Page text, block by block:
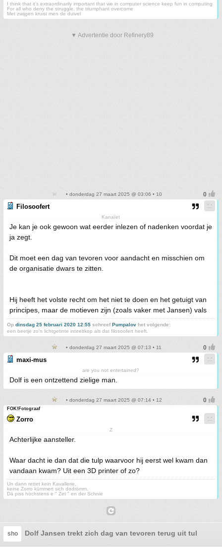
I think that it’s extraordinarily important that we in computer science keep fun in computing
For all who deny the struggle, the triumphant overcome
Met zwijgen kruist men de duivel
▼ Advertentie door Refinery89
• donderdag 27 maart 2025 @ 03:06 • 10
Filosoofert
Kanaïet
Je kan je ook gewoon wat eerder inlezen of nadenken voordat je
ja zegt.
Dit moet een dag van tevoren voor aandacht en misschien om
de organisatie dwars te zitten.
Hij heeft het volste recht om het niet te doen en het getuigt van
principes, maar de motieven zijn (zoals vaker met Jansen) vals
Op dinsdag 25 februari 2020 12:55 schreefPumpalov het volgende:
een beetje zo'n lichtgetinte inteeltkop als dat filosoofert heeft.
• donderdag 27 maart 2025 @ 07:13 • 11
maxi-mus
are you not entertained?
Dolf is een ontzettend zielige man.
• donderdag 27 maart 2025 @ 07:14 • 12
FOK!Fotograaf
Zorro
Z
Achterlijke aansteller.
Waar dacht ie dan dat die tulp waarvoor hij eerst wel kwam dan
vandaan kwam? Uit een 3D printer of zo?
Un dann rettet kein Kavallerie,
keine Zorro kümmert sich dodrömm.
Dä piss höchstens e " Zet " en der Schnie
sho Dolf Jansen trekt zich dag van tevoren terug uit